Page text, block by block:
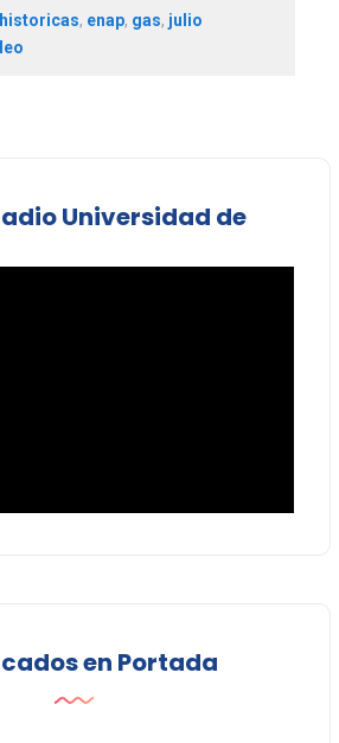
, enap, gas, julio
Universidad de
en Portada